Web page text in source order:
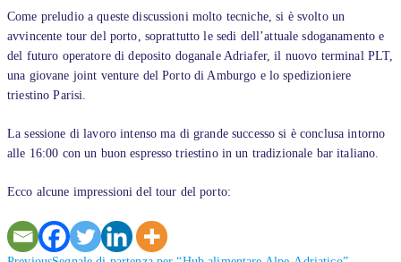
Come preludio a queste discussioni molto tecniche, si è svolto un
avvincente tour del porto, soprattutto le sedi dell’attuale sdoganamento e
del futuro operatore di deposito doganale Adriafer, il nuovo terminal PLT,
una giovane joint venture del Porto di Amburgo e lo spedizioniere
triestino Parisi.
La sessione di lavoro intenso ma di grande successo si è conclusa intorno
alle 16:00 con un buon espresso triestino in un tradizionale bar italiano.
Ecco alcune impressioni del tour del porto: